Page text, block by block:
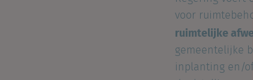
voor
ruimtelijke
gemeentelijke
inplanting en/